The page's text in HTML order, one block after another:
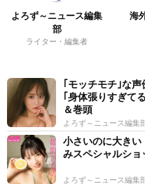
よろず～ニュース編集
部
ライター・編集者
海
｢モッチモチ｣な
｢身体張りすぎ
＆巻頭
よろず～ニュース編集
小さいのに大き
みスペシャルシ
よろず～ニュース編集